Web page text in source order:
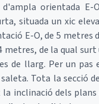
orientada E-
situada un xic
E-O, de 5 metres
metres, de la qual
de llarg. Per un pas
Tota la secció
inclinació dels plans